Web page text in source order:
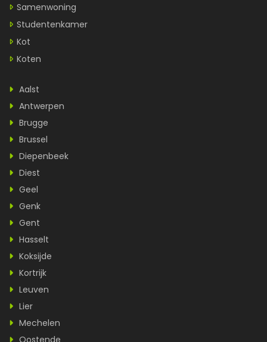
Samenwoning
Studentenkamer
Kot
Koten
Aalst
Antwerpen
Brugge
Brussel
Diepenbeek
Diest
Geel
Genk
Gent
Hasselt
Koksijde
Kortrijk
Leuven
Lier
Mechelen
Oostende